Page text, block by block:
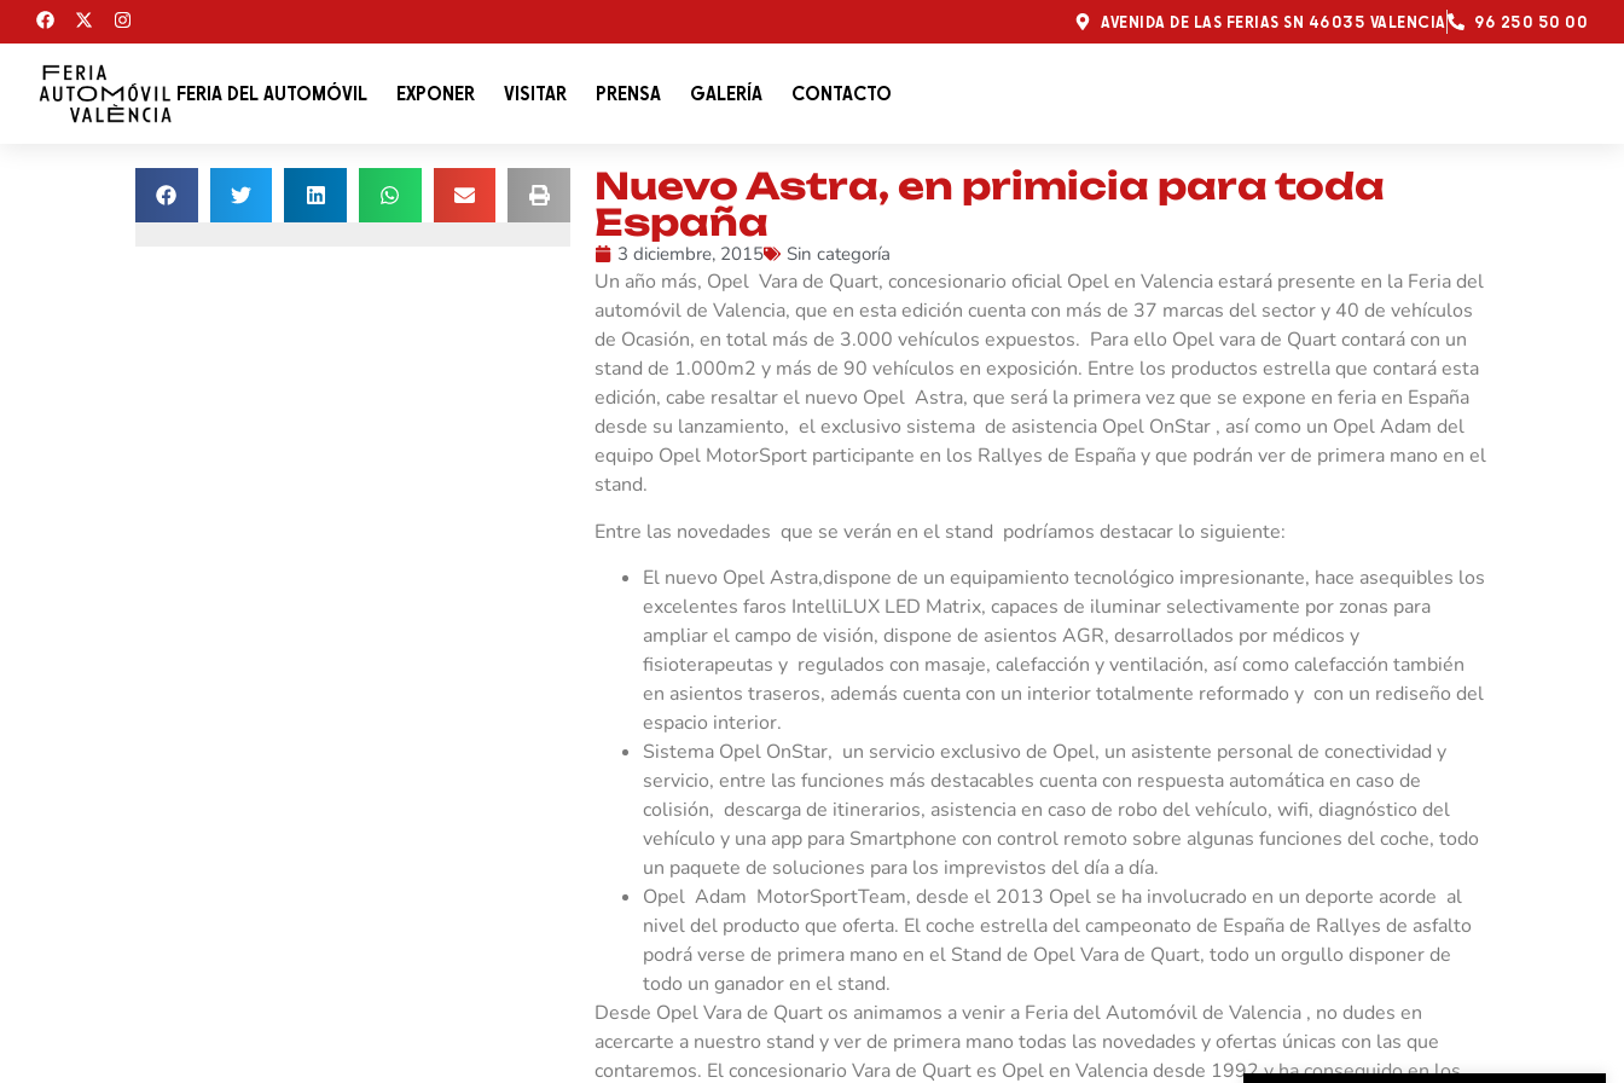
AVENIDA DE LAS FERIAS SN 46035 VALENCIA 96 250 50 00
FERIA DEL AUTOMÓVIL EXPONER VISITAR PRENSA GALERÍA CONTACTO
Nuevo Astra, en primicia para toda
España
3 diciembre, 2015 Sin categoría
Un año más, Opel Vara de Quart, concesionario oficial Opel en Valencia estará presente en la Feria del
automóvil de Valencia, que en esta edición cuenta con más de 37 marcas del sector y 40 de vehículos
de Ocasión, en total más de 3.000 vehículos expuestos. Para ello Opel vara de Quart contará con un
stand de 1.000m2 y más de 90 vehículos en exposición. Entre los productos estrella que contará esta
edición, cabe resaltar el nuevo Opel Astra, que será la primera vez que se expone en feria en España
desde su lanzamiento, el exclusivo sistema de asistencia Opel OnStar , así como un Opel Adam del
equipo Opel MotorSport participante en los Rallyes de España y que podrán ver de primera mano en el
stand.
Entre las novedades que se verán en el stand podríamos destacar lo siguiente:
El nuevo Opel Astra,dispone de un equipamiento tecnológico impresionante, hace asequibles los
excelentes faros IntelliLUX LED Matrix, capaces de iluminar selectivamente por zonas para
ampliar el campo de visión, dispone de asientos AGR, desarrollados por médicos y
fisioterapeutas y regulados con masaje, calefacción y ventilación, así como calefacción también
en asientos traseros, además cuenta con un interior totalmente reformado y con un rediseño del
espacio interior.
Sistema Opel OnStar, un servicio exclusivo de Opel, un asistente personal de conectividad y
servicio, entre las funciones más destacables cuenta con respuesta automática en caso de
colisión, descarga de itinerarios, asistencia en caso de robo del vehículo, wifi, diagnóstico del
vehículo y una app para Smartphone con control remoto sobre algunas funciones del coche, todo
un paquete de soluciones para los imprevistos del día a día.
Opel Adam MotorSportTeam, desde el 2013 Opel se ha involucrado en un deporte acorde al
nivel del producto que oferta. El coche estrella del campeonato de España de Rallyes de asfalto
podrá verse de primera mano en el Stand de Opel Vara de Quart, todo un orgullo disponer de
todo un ganador en el stand.
Desde Opel Vara de Quart os animamos a venir a Feria del Automóvil de Valencia , no dudes en
acercarte a nuestro stand y ver de primera mano todas las novedades y ofertas únicas con las que
contaremos. El concesionario Vara de Quart es Opel en Valencia desde 1992 y ha conseguido en los